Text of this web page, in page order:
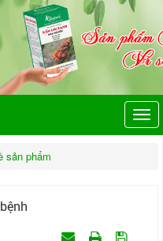
sản phẩm